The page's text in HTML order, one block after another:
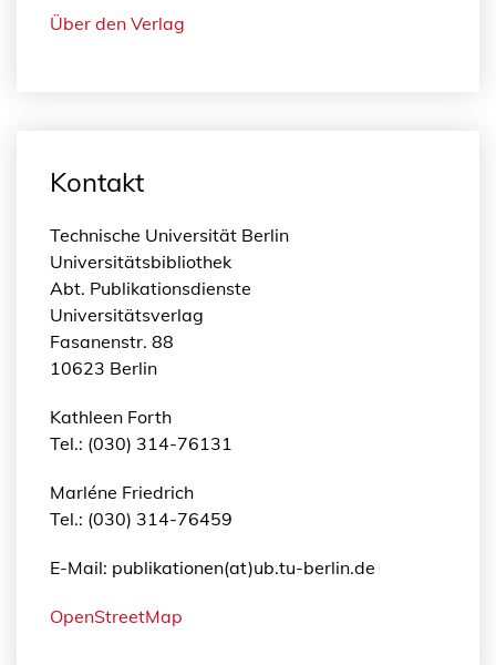
Über den Verlag
Kontakt
Technische Universität Berlin
Universitätsbibliothek
Abt. Publikationsdienste
Universitätsverlag
Fasanenstr. 88
10623 Berlin
Kathleen Forth
Tel.: (030) 314-76131
Marléne Friedrich
Tel.: (030) 314-76459
E-Mail: publikationen(at)ub.tu-berlin.de
OpenStreetMap